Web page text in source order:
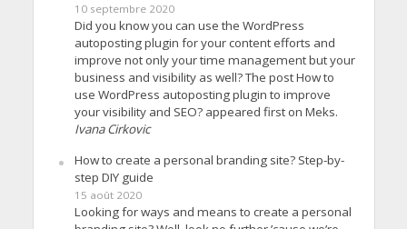
10 septembre 2020
Did you know you can use the WordPress
autoposting plugin for your content efforts and
improve not only your time management but your
business and visibility as well? The post How to
use WordPress autoposting plugin to improve
your visibility and SEO? appeared first on Meks.
Ivana Cirkovic
How to create a personal branding site? Step-by-
step DIY guide
15 août 2020
Looking for ways and means to create a personal